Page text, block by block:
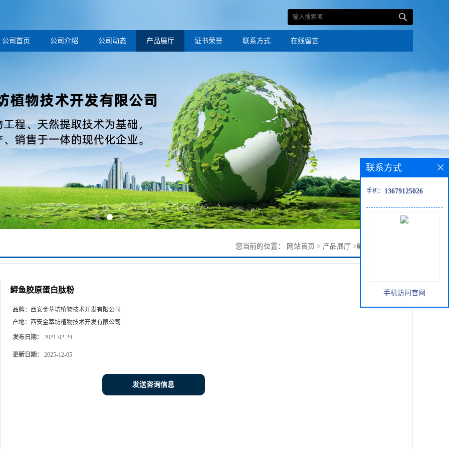
公司首页 公司介绍 公司动态 产品展厅 证书荣誉 联系方式 在线留言
您当前的位置： 网站首页 > 产品展厅 >鲟鱼胶原蛋白肽粉
鲟鱼胶原蛋白肽粉
品牌： 西安金萃坊植物技术开发有限公司
产地： 西安金萃坊植物技术开发有限公司
发布日期： 2021-02-24
更新日期： 2025-12-05
发送咨询信息
联系方式
手机： 13679125026
手机访问官网